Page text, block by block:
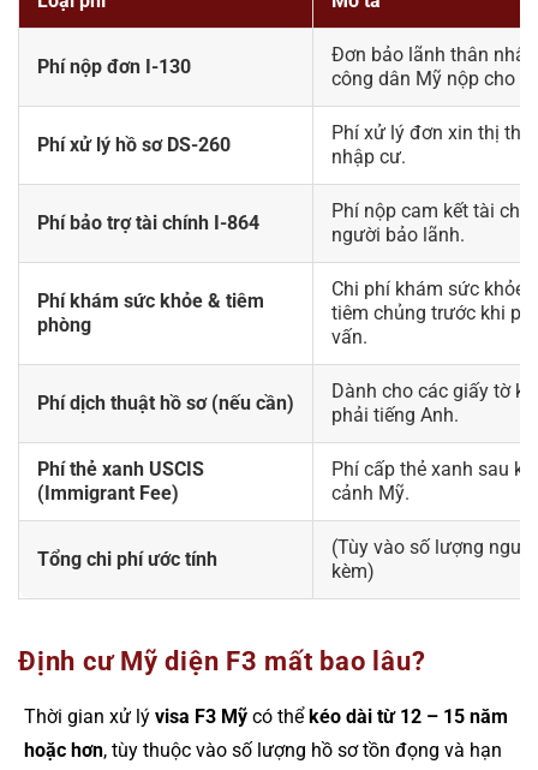
Phí nộp đơn I-130
Đơn bảo lãnh thân
công dân Mỹ nộp cho
Phí xử lý hồ sơ DS-260
Phí xử lý đơn xin thị
nhập cư.
Phí bảo trợ tài chính I-864
Phí nộp cam kết tài
người bảo lãnh.
Phí khám sức khỏe & tiêm
phòng
Chi phí khám sức khỏe
tiêm chủng trước khi
vấn.
Phí dịch thuật hồ sơ (nếu cần)
Dành cho các giấy tờ
phải tiếng Anh.
Phí thẻ xanh USCIS
(Immigrant Fee)
Phí cấp thẻ xanh sau
cảnh Mỹ.
Tổng chi phí ước tính
(Tùy vào số lượng
kèm)
Định cư Mỹ diện F3 mất bao lâu?
Thời gian xử lý visa F3 Mỹ có thểkéo dài từ 12 – 15 năm
hoặc hơn, tùy thuộc vào số lượng hồ sơ tồn đọng và hạn